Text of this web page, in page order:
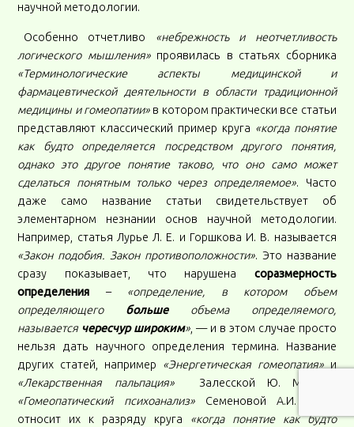
научной методологии.
Особенно отчетливо «небрежность и неотчетливость
логического мышления» проявилась в статьях сборника
«Терминологические аспекты медицинской и
фармацевтической деятельности в области традиционной
медицины и гомеопатии» в котором практически все статьи
представляют классический пример круга «когда понятие
как будто определяется посредством другого понятия,
однако это другое понятие таково, что оно само может
сделаться понятным только через определяемое». Часто
даже само название статьи свидетельствует об
элементарном незнании основ научной методологии.
Например, статья Лурье Л. Е. и Горшкова И. В. называется
«Закон подобия. Закон противоположности». Это название
сразу показывает, что нарушена соразмерность
определения – «определение, в котором объем
определяющего большеобъема определяемого,
называется чересчур широким» , — и в этом случае просто
нельзя дать научного определения термина. Название
других статей, например «Энергетическая гомеопатия»и
«Лекарственная пальпация» Залесской Ю. М. или
«Гомеопатический психоанализ»Семеновой А.И. сразу
относит их к разряду круга «когда понятие как будто